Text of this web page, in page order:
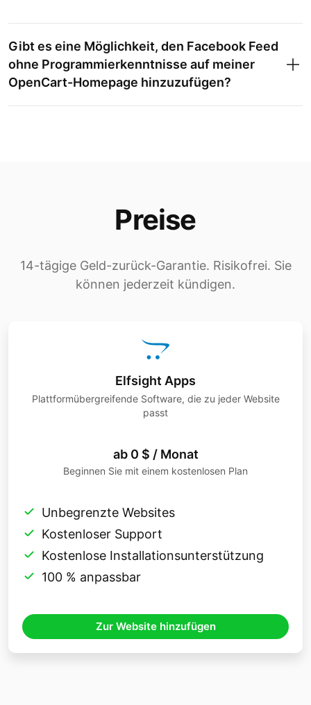
Gibt es eine Möglichkeit, den Facebook Feed
ohne Programmierkenntnisse auf meiner
OpenCart-Homepage hinzuzufügen?
Preise
14-tägige Geld-zurück-Garantie. Risikofrei. Sie
können jederzeit kündigen.
Elfsight Apps
Plattformübergreifende Software, die zu jeder Website
passt
ab 0 $ / Monat
Beginnen Sie mit einem kostenlosen Plan
Unbegrenzte Websites
Kostenloser Support
Kostenlose Installationsunterstützung
100 % anpassbar
Zur Website hinzufügen